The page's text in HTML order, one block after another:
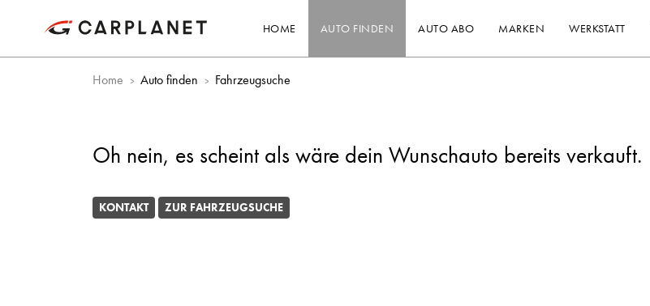
HOME AUTO FINDEN AUTO ABO MARKEN WERKSTATT
Home Auto finden Fahrzeugsuche
Oh nein, es scheint als wäre dein Wunschauto bereits verkauft.
KONTAKT ZUR FAHRZEUGSUCHE